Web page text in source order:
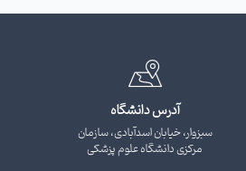
آدرس دانشگاه
سبزوار، خیابان اسدآبادی، سازمان
مرکزی دانشگاه علوم پزشکی